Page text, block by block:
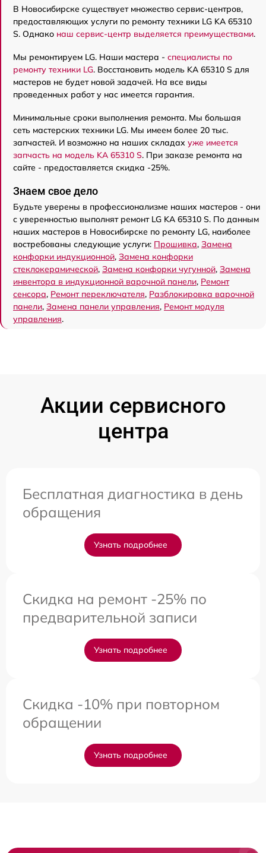
В Новосибирске существует множество сервис-центров,
предоставляющих услуги по ремонту техники LG KA 65310
S. Однако наш сервис-центр выделяется преимуществами.
Мы ремонтируем LG. Наши мастера - специалисты по
ремонту техники LG. Восстановить модель KA 65310 S для
мастеров не будет новой задачей. На все виды
проведенных работ у нас имеется гарантия.
Минимальные сроки выполнения ремонта. Мы большая
сеть мастерских техники LG. Мы имеем более 20 тыс.
запчастей. И возможно на наших складах уже имеется
запчасть на модель KA 65310 S. При заказе ремонта на
сайте - предоставляется скидка -25%.
Знаем свое дело
Будьте уверены в профессионализме наших мастеров - они
с уверенностью выполнят ремонт LG KA 65310 S. По данным
наших мастеров в Новосибирске по ремонту LG, наиболее
востребованы следующие услуги: Прошивка, Замена
конфорки индукционной, Замена конфорки
стеклокерамической, Замена конфорки чугунной, Замена
инвентора в индукционной варочной панели, Ремонт
сенсора, Ремонт переключателя, Разблокировка варочной
панели, Замена панели управления, Ремонт модуля
управления.
Акции сервисного
центра
Бесплатная диагностика в день
обращения
Узнать подробнее
Скидка на ремонт -25% по
предварительной записи
Узнать подробнее
Скидка -10% при повторном
обращении
Узнать подробнее